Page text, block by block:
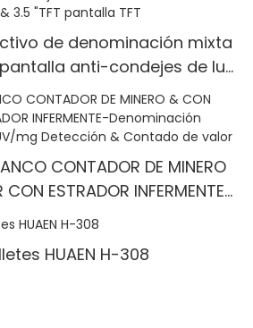
de denominación mixta
anti-condejes de luz
pantalla incorporada & 3.5
CONTADOR DE MINERO
ESTRADOR INFERMENTE-
luz blanca/IR/UV/mg
HUAEN H-308